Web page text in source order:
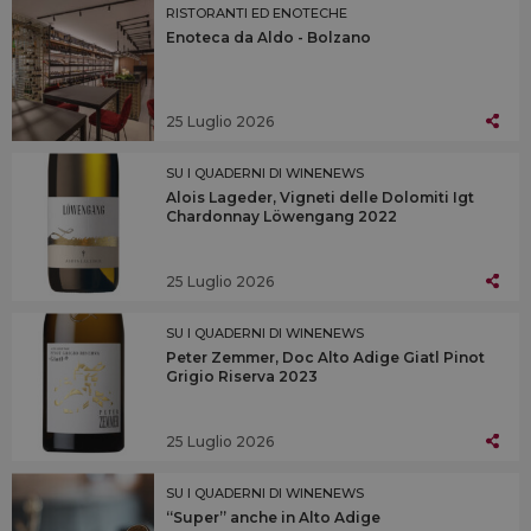
RISTORANTI ED ENOTECHE
Enoteca da Aldo - Bolzano
25 Luglio 2026
SU I QUADERNI DI WINENEWS
Alois Lageder, Vigneti delle Dolomiti Igt
Chardonnay Löwengang 2022
25 Luglio 2026
SU I QUADERNI DI WINENEWS
Peter Zemmer, Doc Alto Adige Giatl Pinot
Grigio Riserva 2023
25 Luglio 2026
SU I QUADERNI DI WINENEWS
“Super” anche in Alto Adige